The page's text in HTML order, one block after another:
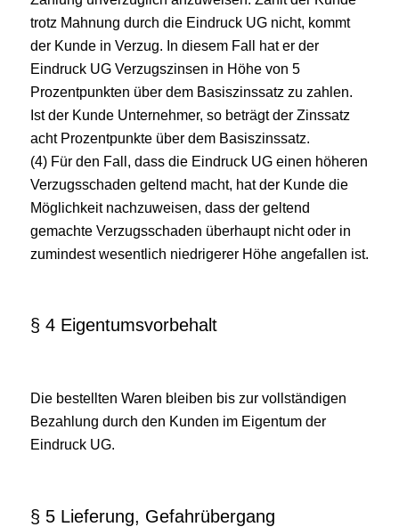
trotz Mahnung durch die Eindruck UG nicht, kommt
der Kunde in Verzug. In diesem Fall hat er der
Eindruck UG Verzugszinsen in Höhe von 5
Prozentpunkten über dem Basiszinssatz zu zahlen.
Ist der Kunde Unternehmer, so beträgt der Zinssatz
acht Prozentpunkte über dem Basiszinssatz.
(4) Für den Fall, dass die Eindruck UG einen höheren
Verzugsschaden geltend macht, hat der Kunde die
Möglichkeit nachzuweisen, dass der geltend
gemachte Verzugsschaden überhaupt nicht oder in
zumindest wesentlich niedrigerer Höhe angefallen ist.
§ 4 Eigentumsvorbehalt
Die bestellten Waren bleiben bis zur vollständigen
Bezahlung durch den Kunden im Eigentum der
Eindruck UG.
§ 5 Lieferung, Gefahrübergang